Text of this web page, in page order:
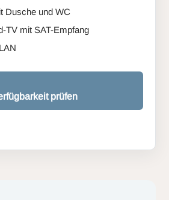
Dusche und WC
TV mit SAT-Empfang
prüfen